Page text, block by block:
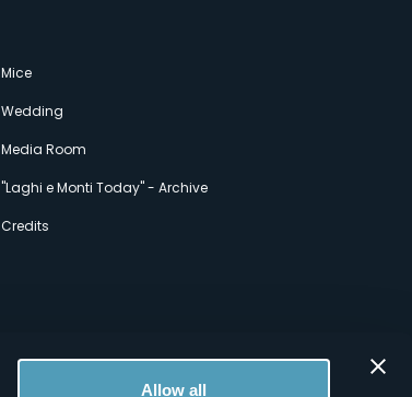
Allow all
Mice
Wedding
Media Room
"Laghi e Monti Today" - Archive
Credits